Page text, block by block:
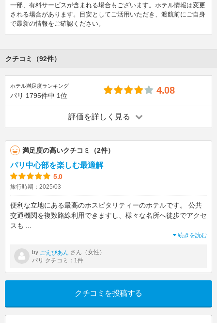
一部、有料サービスが含まれる場合もございます。ホテル情報は変更
される場合があります。目安としてご活用いただき、渡航前にご自身
で最新の情報をご確認ください。
クチコミ（92件）
ホテル満足度ランキング
パリ 1795件中 1位 4.08
評価を詳しく見る
満足度の高いクチコミ（2件）
パリ中心部を楽しむ最適解
5.0
旅行時期：2025/03
便利な立地にある最高のホスピタリティーのホテルです。 公共
交通機関を複数路線利用できますし、様々な名所へ徒歩でアクセ
スも
続きを読む
by ごえびあん さん（女性）
パリ クチコミ：1件
クチコミを投稿する